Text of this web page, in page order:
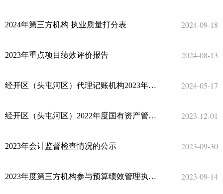
2024年第三方机构 执业质量打分表 2024-09-18
2023年重点项目绩效评价报告 2024-08-13
经开区（头屯河区）代理记账机构2023年度备案审核通过名单公示 2024-05-17
经开区（头屯河区）2022年度国有资产管理情况综合报告 2023-12-01
2023年会计监督检查情况的公示 2023-09-30
2023年度第三方机构参与预算绩效管理执业质量考核得分结果公示 2023-09-14